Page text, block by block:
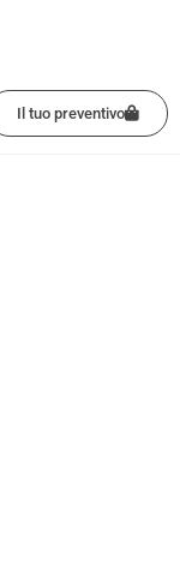
Il tuo preventivo